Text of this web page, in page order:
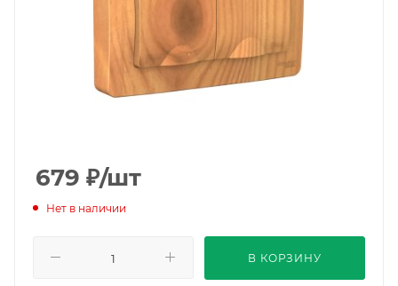
679 ₽/шт
Нет в наличии
В КОРЗИНУ